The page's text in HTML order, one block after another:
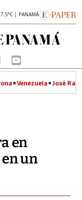
| PANAMÁ
Venezuela José
en
un